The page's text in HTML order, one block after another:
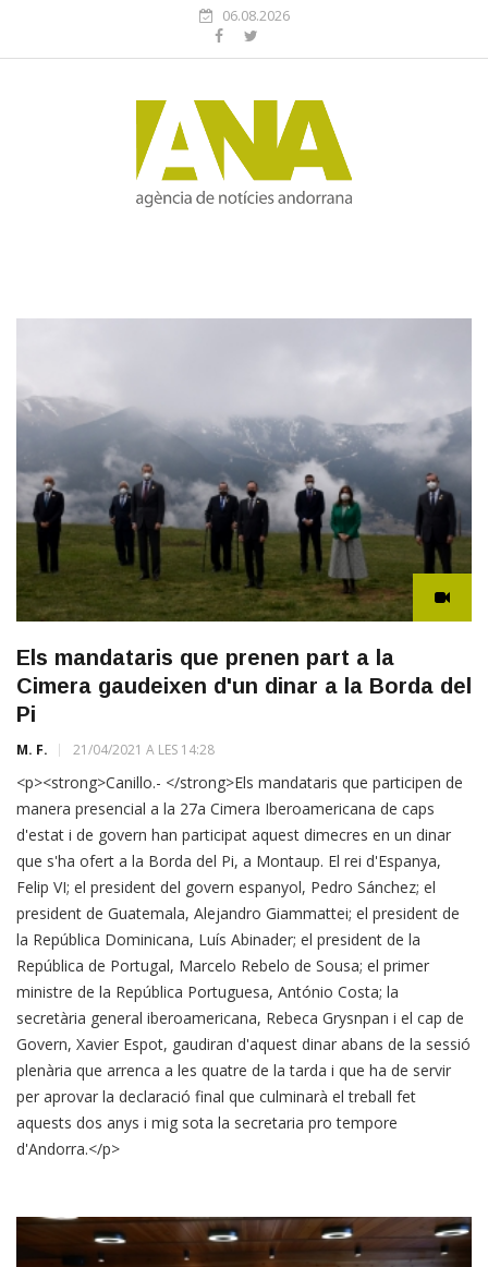
06.08.2026
Els mandataris que prenen part a la
Cimera gaudeixen d'un dinar a la Borda del
Pi
M. F. 21/04/2021 A LES 14:28
<p><strong>Canillo.- </strong>Els mandataris que participen de
manera presencial a la 27a Cimera Iberoamericana de caps
d'estat i de govern han participat aquest dimecres en un dinar
que s'ha ofert a la Borda del Pi, a Montaup. El rei d'Espanya,
Felip VI; el president del govern espanyol, Pedro Sánchez; el
president de Guatemala, Alejandro Giammattei; el president de
la República Dominicana, Luís Abinader; el president de la
República de Portugal, Marcelo Rebelo de Sousa; el primer
ministre de la República Portuguesa, António Costa; la
secretària general iberoamericana, Rebeca Grysnpan i el cap de
Govern, Xavier Espot, gaudiran d'aquest dinar abans de la sessió
plenària que arrenca a les quatre de la tarda i que ha de servir
per aprovar la declaració final que culminarà el treball fet
aquests dos anys i mig sota la secretaria pro tempore
d'Andorra.</p>